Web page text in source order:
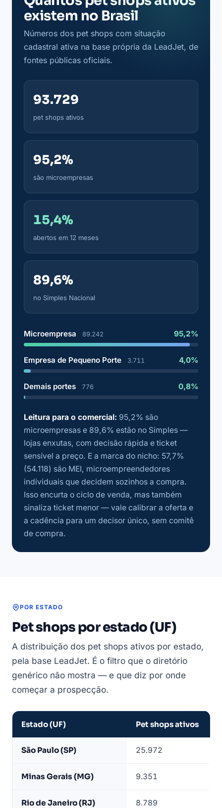
existem no Brasil
Números dos pet shops com situação
cadastral ativa na base própria da LeadJet, de
fontes públicas oficiais.
93.729
pet shops ativos
95,2%
são microempresas
15,4%
abertos em 12 meses
89,6%
no Simples Nacional
Microempresa 89.242 95,2%
Empresa de Pequeno Porte 3.711 4,0%
Demais portes 776 0,8%
Leitura para o comercial: 95,2% são
microempresas e 89,6% estão no Simples —
lojas enxutas, com decisão rápida e ticket
sensível a preço. E a marca do nicho: 57,7%
(54.118) são MEI, microempreendedores
individuais que decidem sozinhos a compra.
Isso encurta o ciclo de venda, mas também
sinaliza ticket menor — vale calibrar a oferta e
a cadência para um decisor único, sem comitê
de compra.
POR ESTADO
Pet shops por estado (UF)
A distribuição dos pet shops ativos por estado,
pela base LeadJet. É o filtro que o diretório
genérico não mostra — e que diz por onde
começar a prospecção.
shops
por
Estado (UF) Pet shops ativos
São Paulo (SP) 25.972
Minas Gerais (MG) 9.351
Rio de Janeiro (RJ) 8.789